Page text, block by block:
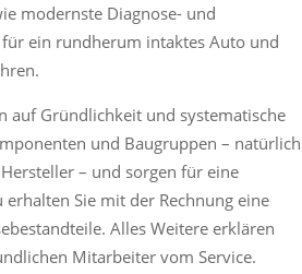
modernste Diagnose- und
ein rundherum intaktes Auto und
auf Gründlichkeit und systematische
und Baugruppen – natürlich
– und sorgen für eine
erhalten Sie mit der Rechnung eine
Alles Weitere erklären
Mitarbeiter vom Service.